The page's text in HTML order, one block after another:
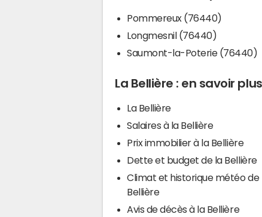
Pommereux (76440)
Longmesnil (76440)
Saumont-la-Poterie (76440)
La Bellière : en savoir plus
La Bellière
Salaires à la Bellière
Prix immobilier à la Bellière
Dette et budget de la Bellière
Climat et historique météo de
Bellière
Avis de décès à la Bellière